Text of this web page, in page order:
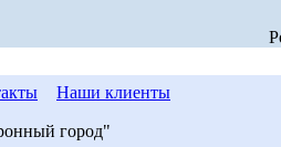
Наши клиенты
город"